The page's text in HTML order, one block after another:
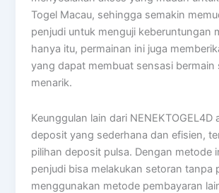
Togel Macau, sehingga semakin
penjudi untuk menguji keberuntungan
hanya itu, permainan ini juga
yang dapat membuat sensasi bermain
menarik.
Keunggulan lain dari NENEKTOGEL4D
deposit yang sederhana dan efisien,
pilihan deposit pulsa. Dengan metode
penjudi bisa melakukan setoran tanpa
menggunakan metode pembayaran